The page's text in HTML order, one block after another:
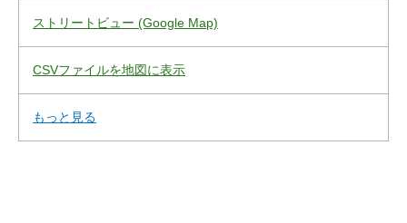
ストリートビュー (Google Map)
CSVファイルを地図に表示
もっと見る